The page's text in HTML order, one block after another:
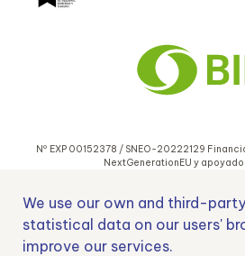
Nº EXP 00152378 / SNEO-20222129
NextGenerationEU y apoyado
We use our own and third-
statistical data on our users'
improve our services.